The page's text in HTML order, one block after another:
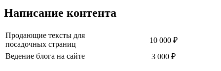
Написание контента
Продающие тексты для
посадочных страниц
10 000 ₽
Ведение блога на сайте
3 000 ₽